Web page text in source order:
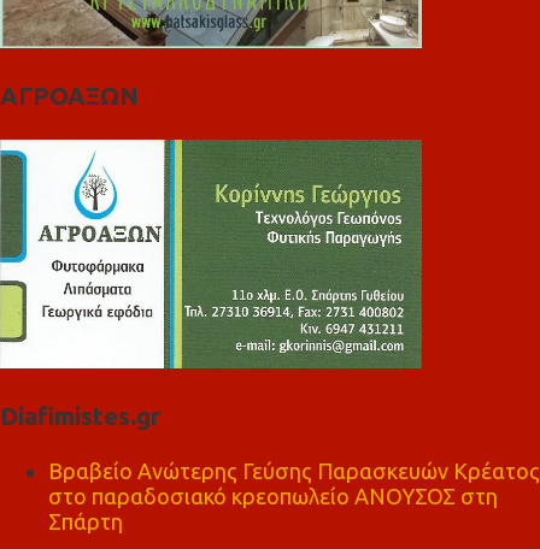
ΑΓΡΟΑΞΩΝ
Diafimistes.gr
Βραβείο Ανώτερης Γεύσης Παρασκευών Κρέατος
στο παραδοσιακό κρεοπωλείο ΑΝΟΥΣΟΣ στη
Σπάρτη